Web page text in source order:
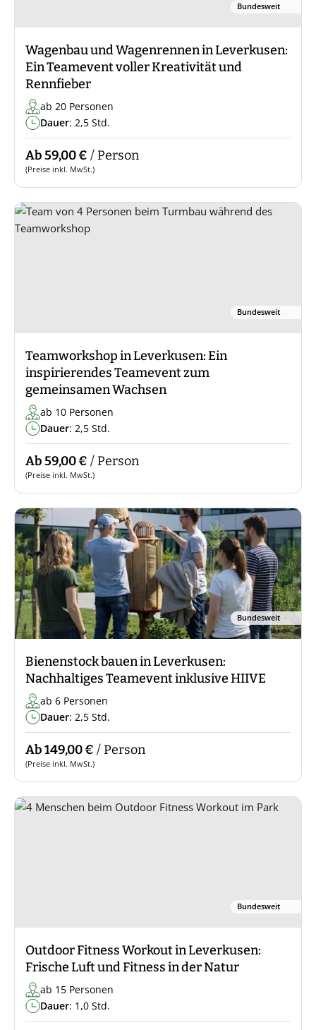
Bundesweit
Wagenbau und Wagenrennen in Leverkusen:
Ein Teamevent voller Kreativität und
Rennfieber
ab 20 Personen
Dauer: 2,5 Std.
Ab 59,00 € / Person
(Preise inkl. MwSt.)
Bundesweit
Teamworkshop in Leverkusen: Ein
inspirierendes Teamevent zum
gemeinsamen Wachsen
ab 10 Personen
Dauer: 2,5 Std.
Ab 59,00 € / Person
(Preise inkl. MwSt.)
Bundesweit
Bienenstock bauen in Leverkusen:
Nachhaltiges Teamevent inklusive HIIVE
ab 6 Personen
Dauer: 2,5 Std.
Ab 149,00 € / Person
(Preise inkl. MwSt.)
Bundesweit
Outdoor Fitness Workout in Leverkusen:
Frische Luft und Fitness in der Natur
ab 15 Personen
Dauer: 1,0 Std.